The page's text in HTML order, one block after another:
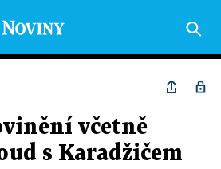
včetně
s Karadžičem